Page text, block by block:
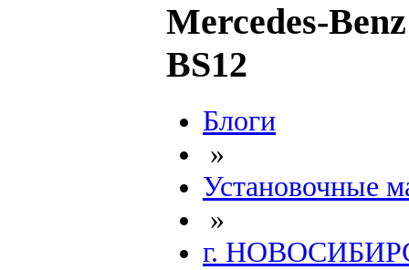
Mercedes-
BS12
Блоги
»
Установочные
»
г.